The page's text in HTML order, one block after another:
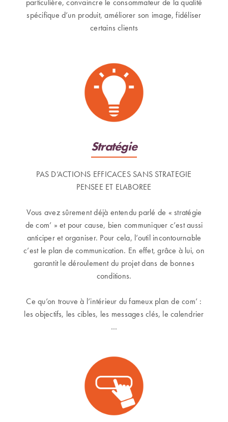
particulière, convaincre le consommateur de la qualité
spécifique d’un produit, améliorer son image, fidéliser
certains clients
Stratégie
PAS D’ACTIONS EFFICACES SANS STRATEGIE
PENSEE ET ELABOREE
Vous avez sûrement déjà entendu parlé de « stratégie
de com’ » et pour cause, bien communiquer c’est aussi
anticiper et organiser. Pour cela, l’outil incontournable
c’est le plan de communication. En effet, grâce à lui, on
garantit le déroulement du projet dans de bonnes
conditions.
Ce qu’on trouve à l’intérieur du fameux plan de com’ :
les objectifs, les cibles, les messages clés, le calendrier
…